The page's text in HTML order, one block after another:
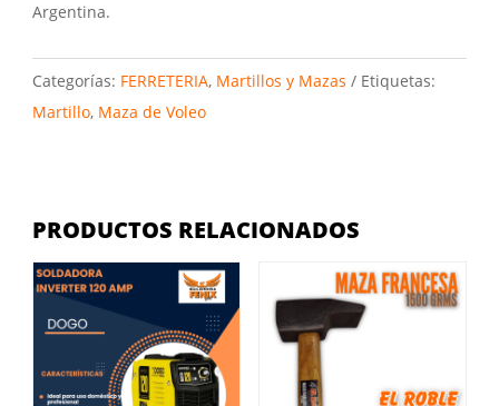
Argentina.
Categorías: FERRETERIA, Martillos y Mazas
Etiquetas:
Martillo, Maza de Voleo
PRODUCTOS RELACIONADOS